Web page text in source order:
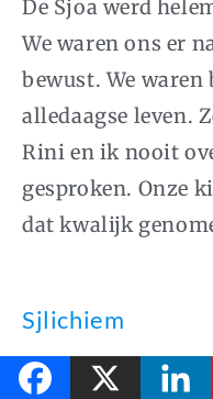
De Sjoa werd
We waren ons er
bewust. We waren
alledaagse leven.
Rini en ik nooit
gesproken. Onze
dat kwalijk
Sjlichiem